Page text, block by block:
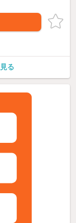
る